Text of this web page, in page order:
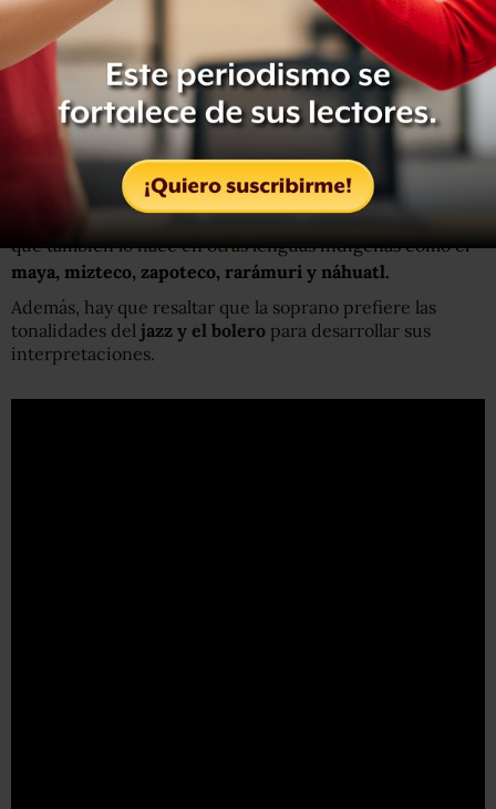
sorprende el caso de
, quien también es
conocida como Soprano Mixe.
Y es que como lo dice su apodo, es unacantante soprano
originaria de Oaxacay quien usa su voz para enaltecer su
origen indígena.
María Reyna no solo sorprende a todos cantando
canciones clásicas del popular mexicano en
mixe, sino
que también lo hace en otras lenguas indígenas como el
maya, mizteco, zapoteco, rarámuri y náhuatl.
Además, hay que resaltar que la soprano prefiere las
tonalidades del jazz y el bolero para desarrollar sus
interpretaciones.